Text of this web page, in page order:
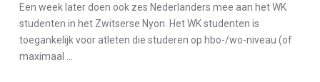
Een week later doen ook zes Nederlanders mee aan het WK
studenten in het Zwitserse Nyon. Het WK studenten is
toegankelijk voor atleten die studeren op hbo-/wo-niveau (of
maximaal ...